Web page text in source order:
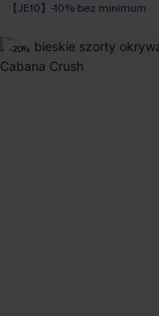
【JE10】-10% bez minimum
-20%